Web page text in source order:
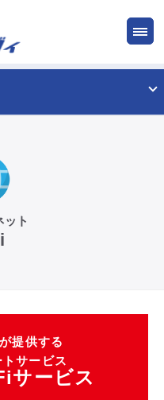
ット
提供する
サービス
サービス
サービス